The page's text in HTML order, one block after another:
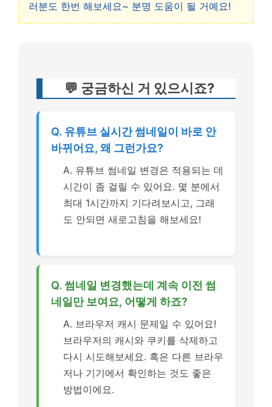
러분도 한번 해보세요~ 분명 도움이 될 거예요!
💬 궁금하신 거 있으시죠?
Q. 유튜브 실시간 썸네일이 바로 안
바뀌어요, 왜 그런가요?
A. 유튜브 썸네일 변경은 적용되는 데
시간이 좀 걸릴 수 있어요. 몇 분에서
최대 1시간까지 기다려보시고, 그래
도 안되면 새로고침을 해보세요!
Q. 썸네일 변경했는데 계속 이전 썸
네일만 보여요, 어떻게 하죠?
A. 브라우저 캐시 문제일 수 있어요!
브라우저의 캐시와 쿠키를 삭제하고
다시 시도해보세요. 혹은 다른 브라우
저나 기기에서 확인하는 것도 좋은
방법이에요.